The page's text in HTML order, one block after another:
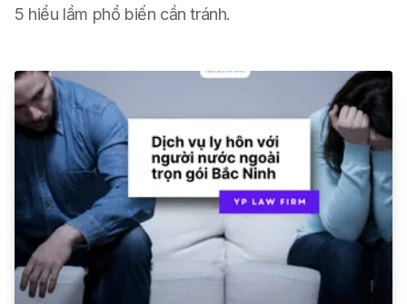
5 hiểu lầm phổ biến cần tránh.